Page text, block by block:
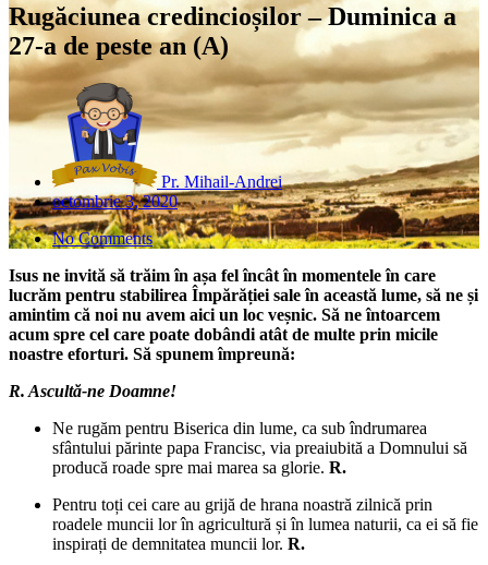
Rugăciunea credincioșilor – Duminica a
27-a de peste an (A)
Pr. Mihail-Andrei
octombrie 3, 2020
No Comments
Isus ne invită să trăim în așa fel încât în momentele în care
lucrăm pentru stabilirea Împărăției sale în această lume, să ne și
amintim că noi nu avem aici un loc veșnic. Să ne întoarcem
acum spre cel care poate dobândi atât de multe prin micile
noastre eforturi. Să spunem împreună:
R. Ascultă-ne Doamne!
Ne rugăm pentru Biserica din lume, ca sub îndrumarea
sfântului părinte papa Francisc, via preaiubită a Domnului să
producă roade spre mai marea sa glorie. R.
Pentru toți cei care au grijă de hrana noastră zilnică prin
roadele muncii lor în agricultură și în lumea naturii, ca ei să fie
inspirați de demnitatea muncii lor. R.